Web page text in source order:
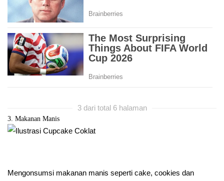
3 dari total 6 halaman
3. Makanan Manis
Mengonsumsi makanan manis seperti cake, cookies dan